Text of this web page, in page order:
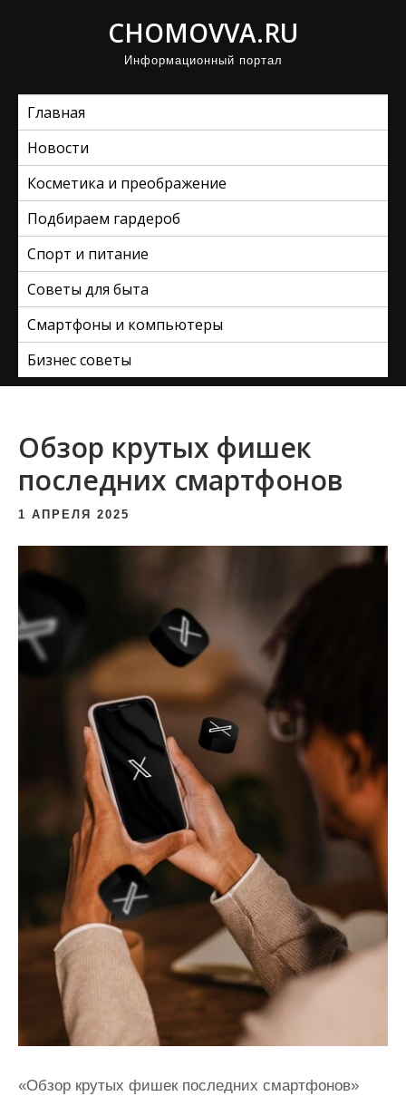
CHOMOVVA.RU
Информационный портал
Главная
Новости
Косметика и преображение
Подбираем гардероб
Спорт и питание
Советы для быта
Смартфоны и компьютеры
Бизнес советы
Обзор крутых фишек
последних смартфонов
1 АПРЕЛЯ 2025
«Обзор крутых фишек последних смартфонов»